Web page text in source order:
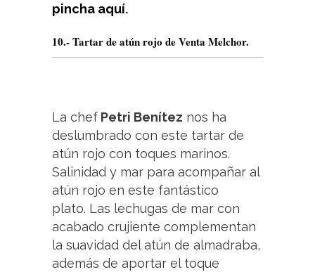
pincha aquí.
10.- Tartar de atún rojo de Venta Melchor.
La chef Petri Benítez nos ha
deslumbrado con este tartar de
atún rojo con toques marinos.
Salinidad y mar para acompañar al
atún rojo en este fantástico
plato. Las lechugas de mar con
acabado crujiente complementan
la suavidad del atún de almadraba,
además de aportar el toque